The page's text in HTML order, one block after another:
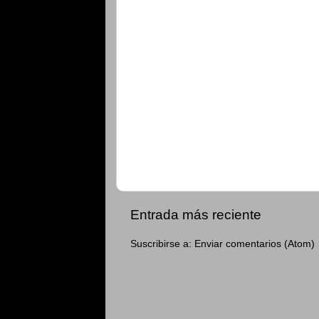
Entrada más reciente
Suscribirse a: Enviar comentarios (Atom)